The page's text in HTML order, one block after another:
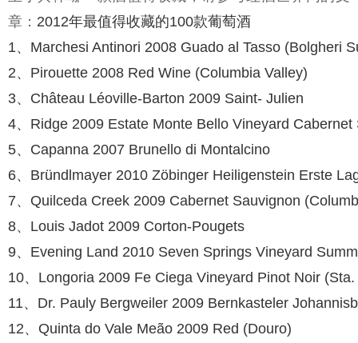
章： 2012年最值得收藏的100款葡萄酒
1、Marchesi Antinori 2008 Guado al Tasso (Bolgheri
2、Pirouette 2008 Red Wine (Columbia Val­ley)
3、Château Léoville-Barton 2009 Saint- Julien
4、Ridge 2009 Estate Monte Bello Vineyard
5、Capanna 2007 Brunello di Montalcino
6、Bründlmayer 2010 Zöbinger Heiligen­stein Erste
7、Quilceda Creek 2009 Cabernet Sauvi­gnon
8、Louis Jadot 2009 Corton-Pougets
9、Evening Land 2010 Seven Springs Vine­yard
10、Longoria 2009 Fe Ciega Vineyard Pinot Noir
11、Dr. Pauly Bergweiler 2009 Bernkastel­er
12、Quinta do Vale Meão 2009 Red (Douro)